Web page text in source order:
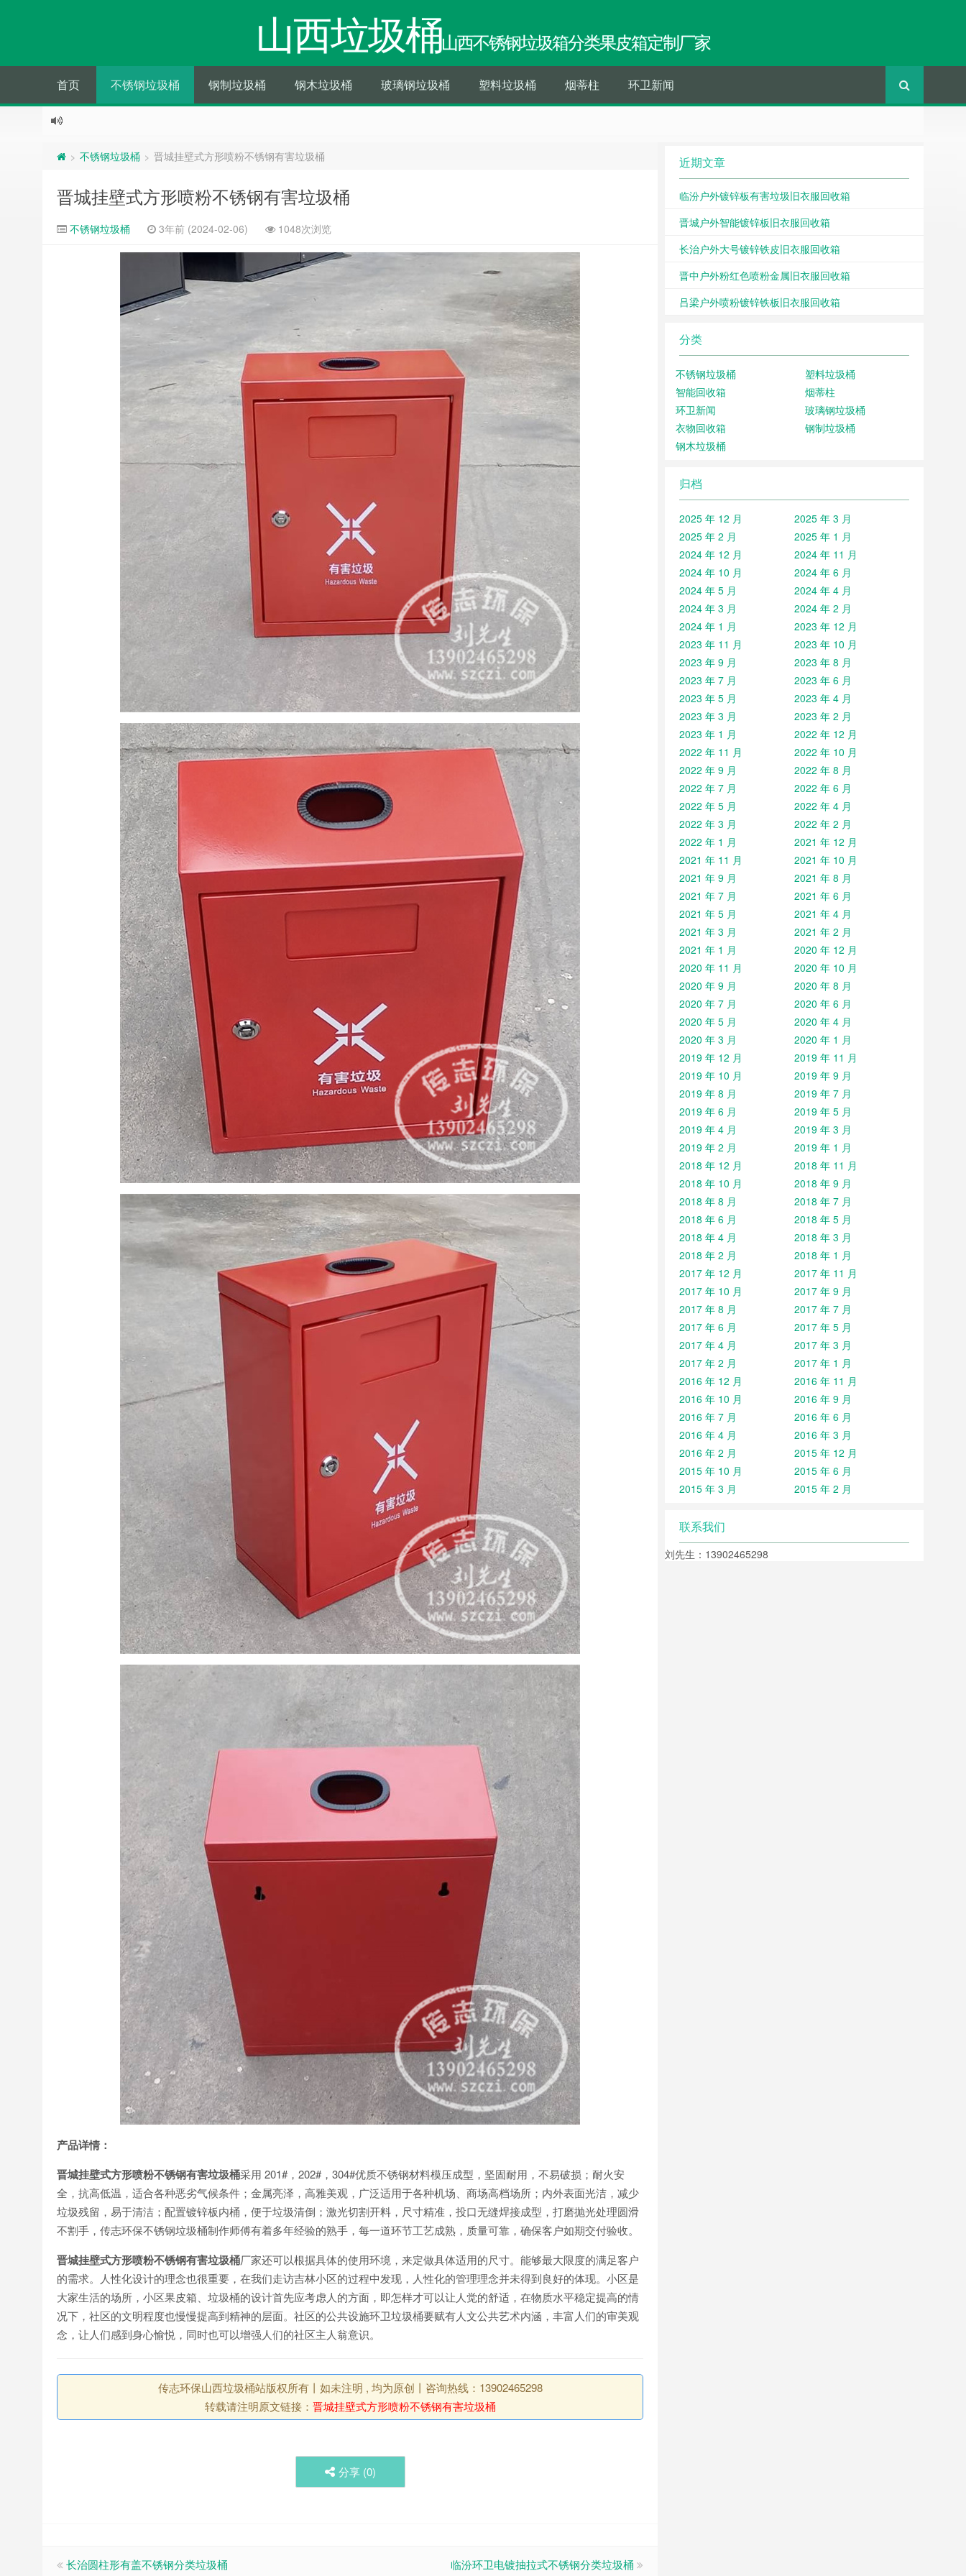
山西垃圾桶山西不锈钢垃圾箱分类果皮箱定制厂家
首页 不锈钢垃圾桶 钢制垃圾桶 钢木垃圾桶 玻璃钢垃圾桶 塑料垃圾桶 烟蒂柱 环卫新闻
> 不锈钢垃圾桶 > 晋城挂壁式方形喷粉不锈钢有害垃圾桶
晋城挂壁式方形喷粉不锈钢有害垃圾桶
不锈钢垃圾桶 3年前 (2024-02-06) 1048次浏览
产品详情：
晋城挂壁式方形喷粉不锈钢有害垃圾桶采用 201#，202#，304#优质不锈钢材料模压成型，坚固耐用，不易破损；耐火安
全，抗高低温，适合各种恶劣气候条件；金属亮泽，高雅美观，广泛适用于各种机场、商场高档场所；内外表面光洁，减少
垃圾残留，易于清洁；配置镀锌板内桶，便于垃圾清倒；激光切割开料，尺寸精准，投口无缝焊接成型，打磨抛光处理圆滑
不割手，传志环保不锈钢垃圾桶制作师傅有着多年经验的熟手，每一道环节工艺成熟，质量可靠，确保客户如期交付验收。
晋城挂壁式方形喷粉不锈钢有害垃圾桶厂家还可以根据具体的使用环境，来定做具体适用的尺寸。能够最大限度的满足客户
的需求。人性化设计的理念也很重要，在我们走访吉林小区的过程中发现，人性化的管理理念并未得到良好的体现。小区是
大家生活的场所，小区果皮箱、垃圾桶的设计首先应考虑人的方面，即怎样才可以让人觉的舒适，在物质水平稳定提高的情
况下，社区的文明程度也慢慢提高到精神的层面。社区的公共设施环卫垃圾桶要赋有人文公共艺术内涵，丰富人们的审美观
念，让人们感到身心愉悦，同时也可以增强人们的社区主人翁意识。
传志环保山西垃圾桶站版权所有丨如未注明 , 均为原创丨咨询热线：13902465298
转载请注明原文链接： 晋城挂壁式方形喷粉不锈钢有害垃圾桶
分享 (0)
长治圆柱形有盖不锈钢分类垃圾桶 临汾环卫电镀抽拉式不锈钢分类垃圾桶
近期文章
临汾户外镀锌板有害垃圾旧衣服回收箱
晋城户外智能镀锌板旧衣服回收箱
长治户外大号镀锌铁皮旧衣服回收箱
晋中户外粉红色喷粉金属旧衣服回收箱
吕梁户外喷粉镀锌铁板旧衣服回收箱
分类
不锈钢垃圾桶
塑料垃圾桶
智能回收箱
烟蒂柱
环卫新闻
玻璃钢垃圾桶
衣物回收箱
钢制垃圾桶
钢木垃圾桶
归档
2025 年 12 月
2025 年 3 月
2025 年 2 月
2025 年 1 月
2024 年 12 月
2024 年 11 月
2024 年 10 月
2024 年 6 月
2024 年 5 月
2024 年 4 月
2024 年 3 月
2024 年 2 月
2024 年 1 月
2023 年 12 月
2023 年 11 月
2023 年 10 月
2023 年 9 月
2023 年 8 月
2023 年 7 月
2023 年 6 月
2023 年 5 月
2023 年 4 月
2023 年 3 月
2023 年 2 月
2023 年 1 月
2022 年 12 月
2022 年 11 月
2022 年 10 月
2022 年 9 月
2022 年 8 月
2022 年 7 月
2022 年 6 月
2022 年 5 月
2022 年 4 月
2022 年 3 月
2022 年 2 月
2022 年 1 月
2021 年 12 月
2021 年 11 月
2021 年 10 月
2021 年 9 月
2021 年 8 月
2021 年 7 月
2021 年 6 月
2021 年 5 月
2021 年 4 月
2021 年 3 月
2021 年 2 月
2021 年 1 月
2020 年 12 月
2020 年 11 月
2020 年 10 月
2020 年 9 月
2020 年 8 月
2020 年 7 月
2020 年 6 月
2020 年 5 月
2020 年 4 月
2020 年 3 月
2020 年 1 月
2019 年 12 月
2019 年 11 月
2019 年 10 月
2019 年 9 月
2019 年 8 月
2019 年 7 月
2019 年 6 月
2019 年 5 月
2019 年 4 月
2019 年 3 月
2019 年 2 月
2019 年 1 月
2018 年 12 月
2018 年 11 月
2018 年 10 月
2018 年 9 月
2018 年 8 月
2018 年 7 月
2018 年 6 月
2018 年 5 月
2018 年 4 月
2018 年 3 月
2018 年 2 月
2018 年 1 月
2017 年 12 月
2017 年 11 月
2017 年 10 月
2017 年 9 月
2017 年 8 月
2017 年 7 月
2017 年 6 月
2017 年 5 月
2017 年 4 月
2017 年 3 月
2017 年 2 月
2017 年 1 月
2016 年 12 月
2016 年 11 月
2016 年 10 月
2016 年 9 月
2016 年 7 月
2016 年 6 月
2016 年 4 月
2016 年 3 月
2016 年 2 月
2015 年 12 月
2015 年 10 月
2015 年 6 月
2015 年 3 月
2015 年 2 月
联系我们
刘先生：13902465298